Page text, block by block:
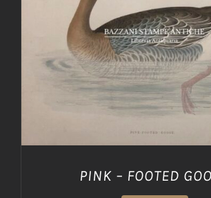
AGGIUNGI AL CARRELLO /
PINK – FOOTED